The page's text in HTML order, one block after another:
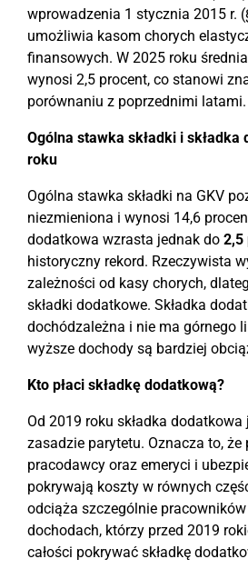
wprowadzenia 1 stycznia 2015 r.
umożliwia kasom chorych
finansowych. W 2025 roku
wynosi 2,5 procent, co stanowi
porównaniu z poprzednimi latami.
Ogólna stawka składki i składka
roku
Ogólna stawka składki na GKV
niezmieniona i wynosi 14,6
dodatkowa wzrasta jednak do 2,5
historyczny rekord. Rzeczywista
zależności od kasy chorych,
składki dodatkowe. Składka
dochódzależna i nie ma górnego
wyższe dochody są bardziej
Kto płaci składkę dodatkową?
Od 2019 roku składka
zasadzie parytetu. Oznacza to, że
pracodawcy oraz emeryci i
pokrywają koszty w równych
odciąża szczególnie
dochodach, którzy przed 2019
całości pokrywać składkę